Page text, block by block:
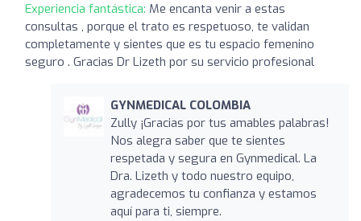
Experiencia fantástica: Me encanta venir a estas
consultas , porque el trato es respetuoso, te validan
completamente y sientes que es tu espacio femenino
seguro . Gracias Dr Lizeth por su servicio profesional
GYNMEDICAL COLOMBIA
Zully ¡Gracias por tus amables palabras!
Nos alegra saber que te sientes
respetada y segura en Gynmedical. La
Dra. Lizeth y todo nuestro equipo,
agradecemos tu confianza y estamos
aquí para ti, siempre.